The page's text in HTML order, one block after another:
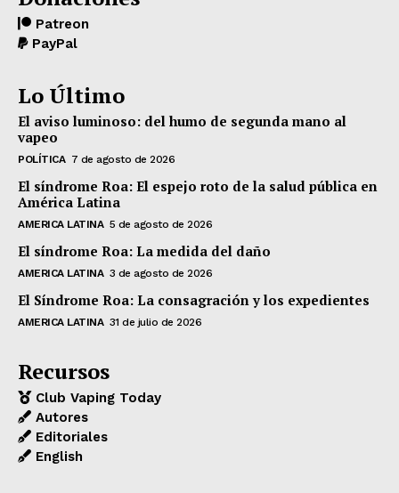
Patreon
PayPal
Lo Último
El aviso luminoso: del humo de segunda mano al
vapeo
POLÍTICA 7 de agosto de 2026
El síndrome Roa: El espejo roto de la salud pública en
América Latina
AMERICA LATINA 5 de agosto de 2026
El síndrome Roa: La medida del daño
AMERICA LATINA 3 de agosto de 2026
El Síndrome Roa: La consagración y los expedientes
AMERICA LATINA 31 de julio de 2026
Recursos
Club Vaping Today
Autores
Editoriales
English